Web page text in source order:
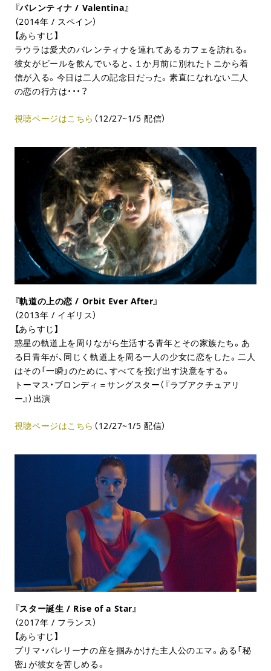
『バレンティナ / Valentina』
（2014年 / スペイン）
【あらすじ】
ラウラは愛犬のバレンティナを連れてあるカフェを訪れる。
彼女がビールを飲んでいると、１か月前に別れたトニから着
信が入る。今日は二人の記念日だった。素直になれない二人
の恋の行方は・・・？
視聴ページはこちら （12/27~1/5 配信）
『軌道の上の恋 / Orbit Ever After』
（2013年 / イギリス）
【あらすじ】
惑星の軌道上を周りながら生活する青年とその家族たち。あ
る日青年が、同じく軌道上を周る一人の少女に恋をした。二人
はその「一瞬」のために、すべてを投げ出す決意をする。
トーマス・ブロンディ＝サングスター（『ラブアクチュアリ
ー』）出演
視聴ページはこちら （12/27~1/5 配信）
『スター誕生 / Rise of a Star』
（2017年 / フランス）
【あらすじ】
プリマ・バレリーナの座を掴みかけた主人公のエマ。ある「秘
密」が彼女を苦しめる。